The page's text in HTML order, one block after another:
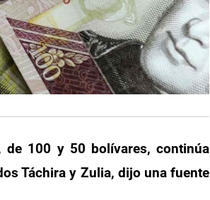
100 y 50 bolívares, continúa
Táchira y Zulia, dijo una fuente